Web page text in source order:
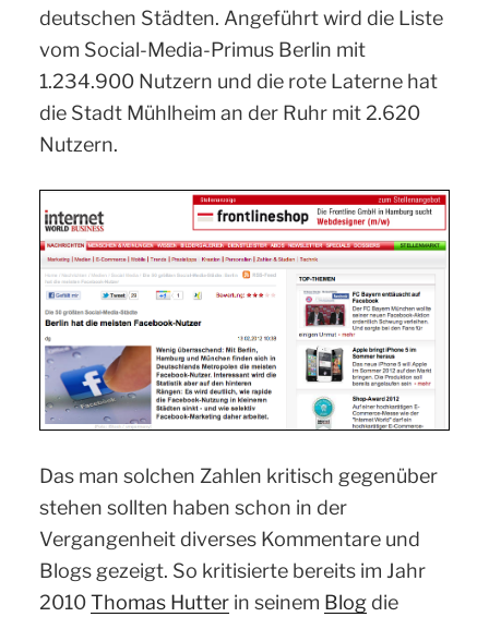
deutschen Städten. Angeführt wird die Liste
vom Social-Media-Primus Berlin mit
1.234.900 Nutzern und die rote Laterne hat
die Stadt Mühlheim an der Ruhr mit 2.620
Nutzern.
Das man solchen Zahlen kritisch gegenüber
stehen sollten haben schon in der
Vergangenheit diverses Kommentare und
Blogs gezeigt. So kritisierte bereits im Jahr
2010Thomas Hutter in seinem Blogdie